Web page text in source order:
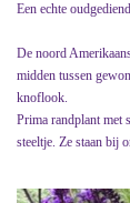
Een echte
De noord
midden tussen
knoflook.
Prima randplant met
steeltje. Ze staan bij